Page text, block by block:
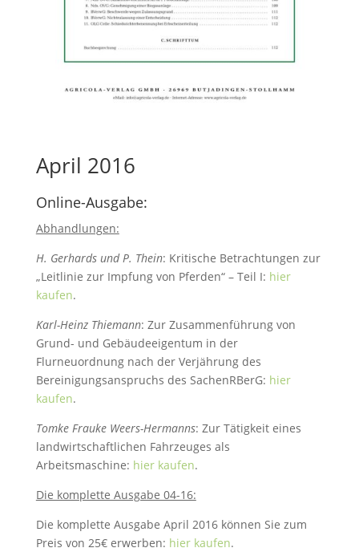
April 2016
Online-Ausgabe:
Abhandlungen:
H. Gerhards und P. Thein: Kritische Betrachtungen zur
„Leitlinie zur Impfung von Pferden“ – Teil I: hier
kaufen.
Karl-Heinz Thiemann: Zur Zusammenführung von
Grund- und Gebäudeeigentum in der
Flurneuordnung nach der Verjährung des
Bereinigungsanspruchs des SachenRBerG: hier
kaufen.
Tomke Frauke Weers-Hermanns: Zur Tätigkeit eines
landwirtschaftlichen Fahrzeuges als
Arbeitsmaschine: hier kaufen.
Die komplette Ausgabe 04-16:
Die komplette Ausgabe April 2016 können Sie zum
Preis von 25€ erwerben: hier kaufen.